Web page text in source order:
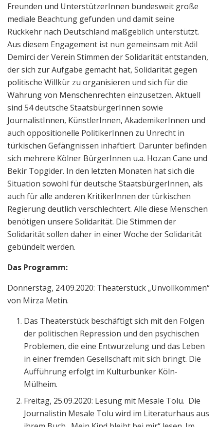
Freunden und UnterstützerInnen bundesweit große
mediale Beachtung gefunden und damit seine
Rückkehr nach Deutschland maßgeblich unterstützt.
Aus diesem Engagement ist nun gemeinsam mit Adil
Demirci der Verein Stimmen der Solidarität entstanden,
der sich zur Aufgabe gemacht hat, Solidarität gegen
politische Willkür zu organisieren und sich für die
Wahrung von Menschenrechten einzusetzen. Aktuell
sind 54 deutsche StaatsbürgerInnen sowie
JournalistInnen, KünstlerInnen, AkademikerInnen und
auch oppositionelle PolitikerInnen zu Unrecht in
türkischen Gefängnissen inhaftiert. Darunter befinden
sich mehrere Kölner BürgerInnen u.a. Hozan Cane und
Bekir Topgider. In den letzten Monaten hat sich die
Situation sowohl für deutsche StaatsbürgerInnen, als
auch für alle anderen KritikerInnen der türkischen
Regierung deutlich verschlechtert. Alle diese Menschen
benötigen unsere Solidarität. Die Stimmen der
Solidarität sollen daher in einer Woche der Solidarität
gebündelt werden.
Das Programm:
Donnerstag, 24.09.2020: Theaterstück „Unvollkommen“
von Mirza Metin.
Das Theaterstück beschäftigt sich mit den Folgen
der politischen Repression und den psychischen
Problemen, die eine Entwurzelung und das Leben
in einer fremden Gesellschaft mit sich bringt. Die
Aufführung erfolgt im Kulturbunker Köln-
Mülheim.
Freitag, 25.09.2020: Lesung mit Mesale Tolu. Die
Journalistin Mesale Tolu wird im Literaturhaus aus